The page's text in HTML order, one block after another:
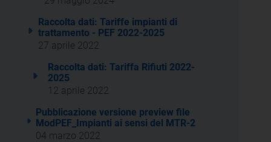
Raccolta dati: Tariffe impianti di
trattamento - PEF 2022-2025
27 aprile 2022
Raccolta dati: Tariffa Rifiuti 2022-
2025
12 aprile 2022
Pubblicazione versione preview file
ModPEF_Impianti ai sensi del MTR-2
04 marzo 2022